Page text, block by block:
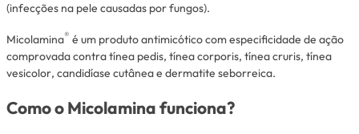
(infecções na pele causadas por fungos).
Micolamina® é um produto antimicótico com especificidade de ação
comprovada contratínea pedis, tínea corporis, tínea cruris, tínea
vesicolor, candidíase cutânea e dermatite seborreica.
Como o Micolamina funciona?